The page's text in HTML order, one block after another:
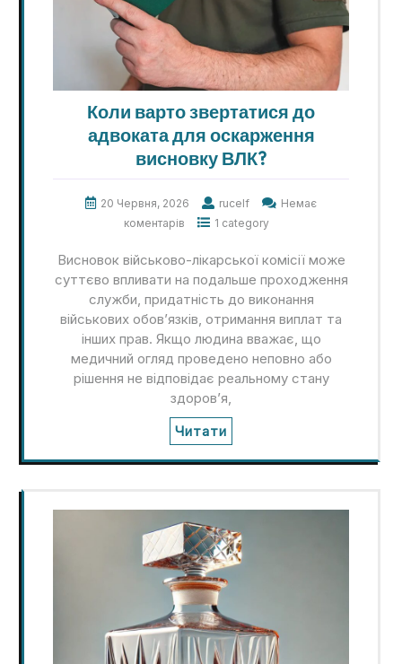
Коли варто звертатися до
адвоката для оскарження
висновку ВЛК?
20 Червня, 2026 rucelf
Немає
коментарів
1 category
Висновок військово-лікарської комісії може
суттєво впливати на подальше проходження
служби, придатність до виконання
військових обов’язків, отримання виплат та
інших прав. Якщо людина вважає, що
медичний огляд проведено неповно або
рішення не відповідає реальному стану
здоров’я,
Читати